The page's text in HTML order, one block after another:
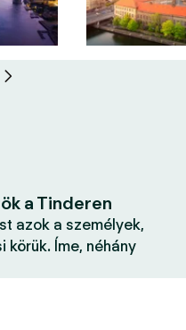
a Tinderen
azok a személyek,
Íme, néhány